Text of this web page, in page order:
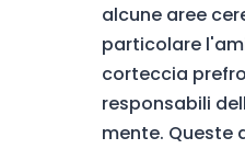
alcune aree
particolare
corteccia
responsabili
mente. Queste